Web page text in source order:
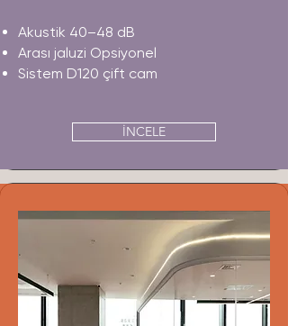
Akustik 40–48 dB
Arası jaluzi Opsiyonel
Sistem D120 çift cam
İNCELE